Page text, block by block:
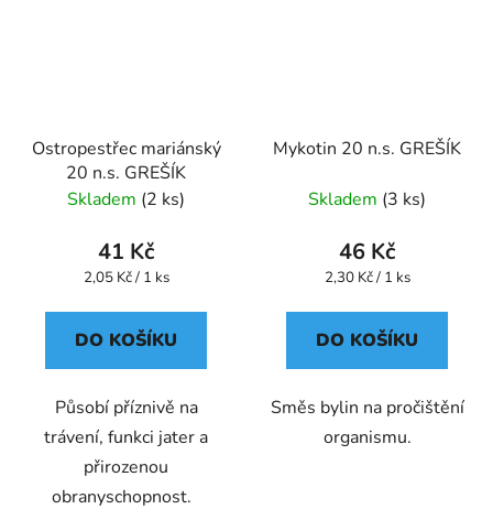
Ostropestřec mariánský
20 n.s. GREŠÍK
Skladem (2 ks)
41 Kč
Měrná
2,05 Kč / 1 ks
DO KOŠÍKU
Působí příznivě na
trávení, funkci jater a
přirozenou
obranyschopnost.
Mykotin 20 n.s. GREŠÍK
Skladem (3 ks)
46 Kč
Měrná
2,30 Kč / 1 ks
DO KOŠÍKU
Směs bylin na pročištění
organismu.